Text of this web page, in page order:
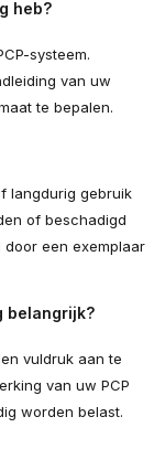
heb?
systeem.
van uw
te bepalen.
langdurig gebruik
of beschadigd
een exemplaar
belangrijk?
vuldruk aan te
van uw PCP
worden belast.